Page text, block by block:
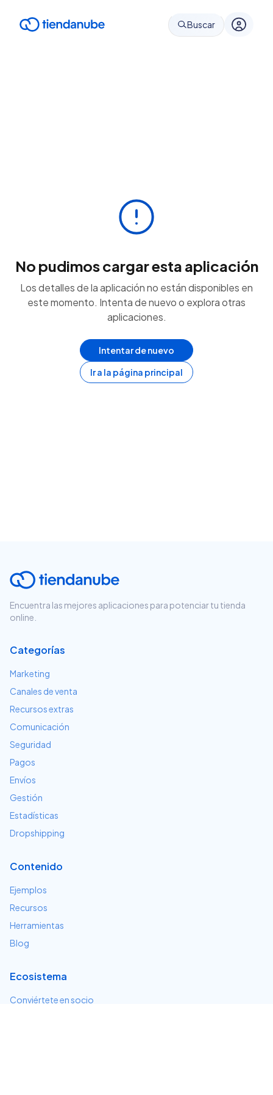
Buscar
No pudimos cargar esta aplicación
Los detalles de la aplicación no están disponibles en
este momento. Intenta de nuevo o explora otras
aplicaciones.
Intentar de nuevo
Ir a la página principal
Encuentra las mejores aplicaciones para potenciar tu tienda
online.
Categorías
Marketing
Canales de venta
Recursos extras
Comunicación
Seguridad
Pagos
Envíos
Gestión
Estadísticas
Dropshipping
Contenido
Ejemplos
Recursos
Herramientas
Blog
Ecosistema
Conviértete en socio